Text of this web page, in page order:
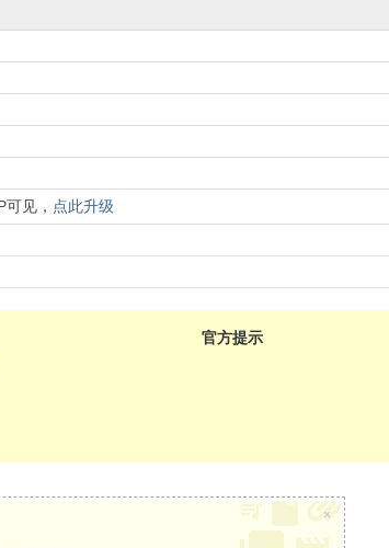
见， 点此升级
官方提示
×